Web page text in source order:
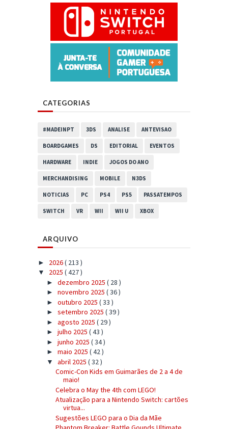
CATEGORIAS
#MADEINPT 3DS ANALISE ANTEVISAO
BOARDGAMES DS EDITORIAL EVENTOS
HARDWARE INDIE JOGOS DO ANO
MERCHANDISING MOBILE N3DS
NOTICIAS PC PS4 PS5 PASSATEMPOS
SWITCH VR WII WII U XBOX
ARQUIVO
► 2026( 213 )
▼ 2025 ( 427 )
► dezembro 2025 ( 28 )
► novembro 2025 ( 36 )
► outubro 2025 ( 33 )
► setembro 2025 ( 39 )
► agosto 2025 ( 29 )
► julho 2025 ( 43 )
► junho 2025 ( 34 )
► maio 2025 ( 42 )
▼ abril 2025 ( 32 )
Comic-Con Kids em Guimarães de 2 a 4 de
maio!
Celebra o May the 4th com LEGO!
Atualização para a Nintendo Switch: cartões
virtua...
Sugestões LEGO para o Dia da Mãe